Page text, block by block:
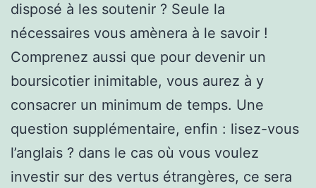
disposé à les soutenir ? Seule la
nécessaires vous amènera à le savoir !
Comprenez aussi que pour devenir un
boursicotier inimitable, vous aurez à y
consacrer un minimum de temps. Une
question supplémentaire, enfin : lisez-vous
l’anglais ? dans le cas où vous voulez
investir sur des vertus étrangères, ce sera